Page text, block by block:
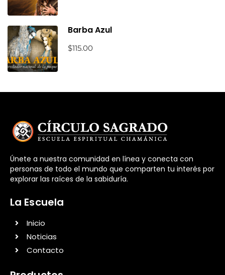
Barba Azul
$115.00
Únete a nuestra comunidad en línea y conecta con
personas de todo el mundo que comparten tu interés por
explorar las raíces de la sabiduría.
La Escuela
Inicio
Noticias
Contacto